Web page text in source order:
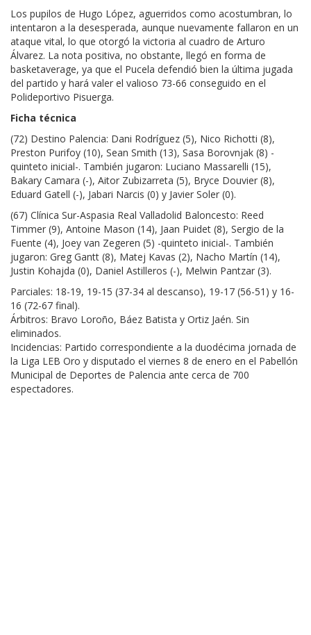
Los pupilos de Hugo López, aguerridos como acostumbran, lo
intentaron a la desesperada, aunque nuevamente fallaron en un
ataque vital, lo que otorgó la victoria al cuadro de Arturo
Álvarez. La nota positiva, no obstante, llegó en forma de
basketaverage, ya que el Pucela defendió bien la última jugada
del partido y hará valer el valioso 73-66 conseguido en el
Polideportivo Pisuerga.
Ficha técnica
(72) Destino Palencia: Dani Rodríguez (5), Nico Richotti (8),
Preston Purifoy (10), Sean Smith (13), Sasa Borovnjak (8) -
quinteto inicial-. También jugaron: Luciano Massarelli (15),
Bakary Camara (-), Aitor Zubizarreta (5), Bryce Douvier (8),
Eduard Gatell (-), Jabari Narcis (0) y Javier Soler (0).
(67) Clínica Sur-Aspasia Real Valladolid Baloncesto: Reed
Timmer (9), Antoine Mason (14), Jaan Puidet (8), Sergio de la
Fuente (4), Joey van Zegeren (5) -quinteto inicial-. También
jugaron: Greg Gantt (8), Matej Kavas (2), Nacho Martín (14),
Justin Kohajda (0), Daniel Astilleros (-), Melwin Pantzar (3).
Parciales: 18-19, 19-15 (37-34 al descanso), 19-17 (56-51) y 16-
16 (72-67 final).
Árbitros: Bravo Loroño, Báez Batista y Ortiz Jaén. Sin
eliminados.
Incidencias: Partido correspondiente a la duodécima jornada de
la Liga LEB Oro y disputado el viernes 8 de enero en el Pabellón
Municipal de Deportes de Palencia ante cerca de 700
espectadores.